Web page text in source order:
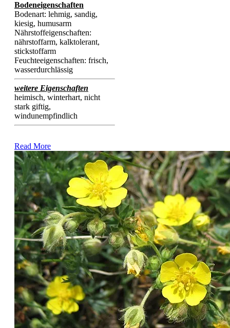
Bodeneigenschaften
Bodenart: lehmig, sandig,
kiesig, humusarm
Nährstoffeigenschaften:
nährstoffarm, kalktolerant,
stickstoffarm
Feuchteeigenschaften: frisch,
wasserdurchlässig
weitere Eigenschaften
heimisch, winterhart, nicht
stark giftig,
windunempfindlich
Read More